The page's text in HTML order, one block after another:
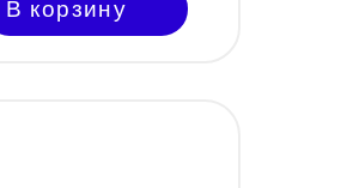
В корзину